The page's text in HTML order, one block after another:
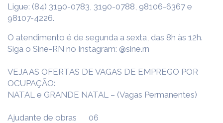
Ligue: (84) 3190-0783, 3190-0788, 98106-6367 e
98107-4226.
O atendimento é de segunda a sexta, das 8h às 12h.
Siga o Sine-RN no Instagram: @sine.rn
VEJA AS OFERTAS DE VAGAS DE EMPREGO POR
OCUPAÇÃO:
NATAL e GRANDE NATAL – (Vagas Permanentes)
Ajudante de obras 06